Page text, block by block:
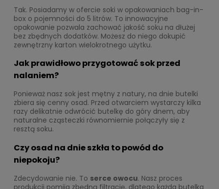
Tak. Posiadamy w ofercie soki w opakowaniach bag-in-
box o pojemności do 5 litrów. To innowacyjne
opakowanie pozwala zachować jakość soku na dłużej
bez zbędnych dodatków. Możesz do niego dokupić
zewnętrzny karton wielokrotnego użytku.
Jak prawidłowo przygotować sok przed
nalaniem?
Ponieważ nasz sok jest mętny z natury, na dnie butelki
zbiera się cenny osad. Przed otwarciem wystarczy kilka
razy delikatnie odwrócić butelkę do góry dnem, aby
naturalne cząsteczki równomiernie połączyły się z
resztą soku.
Czy osad na dnie szkła to powód do
niepokoju?
Zdecydowanie nie. To serce owocu. Nasz proces